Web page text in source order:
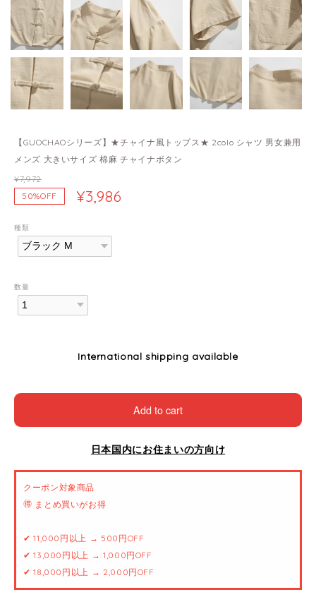
【GUOCHAOシリーズ】★チャイナ風トップス★ 2colo シャツ 男女兼用
メンズ 大きいサイズ 棉麻 チャイナボタン
¥7,972
50%OFF
¥3,986
種類
数量
International shipping available
Add to cart
日本国内にお住まいの方向け
クーポン対象商品
🉐 まとめ買いがお得
✔ 11,000円以上 → 500円OFF
✔ 13,000円以上 → 1,000円OFF
✔ 18,000円以上 → 2,000円OFF